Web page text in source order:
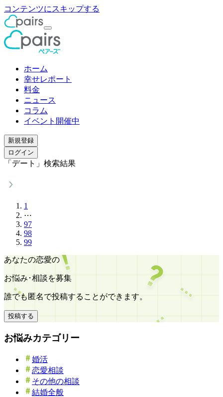
コンテンツにスキップする
ホーム
幸せレポート
料金
ニュース
コラム
イベント開催中
新規登録
ログイン
「デート」検索結果
1
⋯
97
98
99
あなたの恋愛の
お悩み･相談を募集
誰でも匿名で投稿することができます。
投稿する
お悩みカテゴリー
婚活
恋愛相談
その他の相談
結婚全般